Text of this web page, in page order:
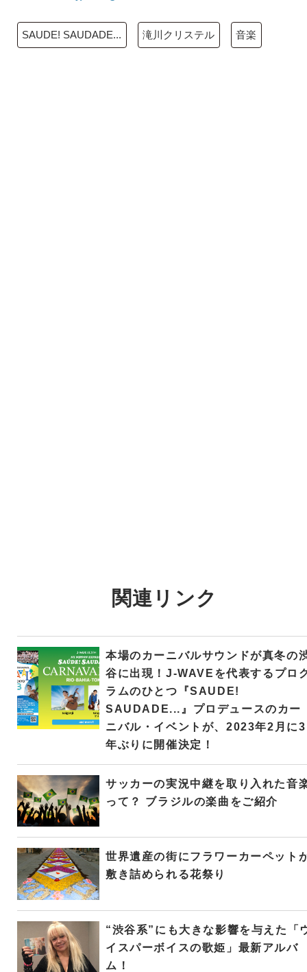
SAUDE! SAUDADE... 滝川クリステル 音楽
関連リンク
本場のカーニバルサウンドが真冬の
谷に出現！J-WAVEを代表するプロ
ラムのひとつ『SAUDE!
SAUDADE...』プロデュースのカー
ニバル・イベントが、2023年2月に3
年ぶりに開催決定！
サッカーの実況中継を取り入れた音
って？ ブラジルの楽曲をご紹介
世界遺産の街にフラワーカーペット
敷き詰められる花祭り
“渋谷系”にも大きな影響を与えた「
イスパーボイスの歌姫」最新アルバ
ム！